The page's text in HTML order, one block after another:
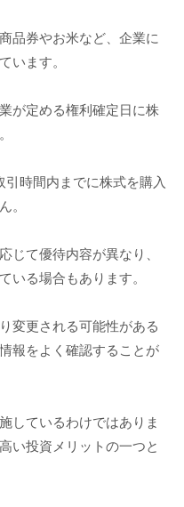
品券やお米など、企業に
います。
が定める権利確定日に株
時間内までに株式を購入
。
じて優待内容が異なり、
いる場合もあります。
変更される可能性がある
報をよく確認することが
しているわけではありま
い投資メリットの一つと